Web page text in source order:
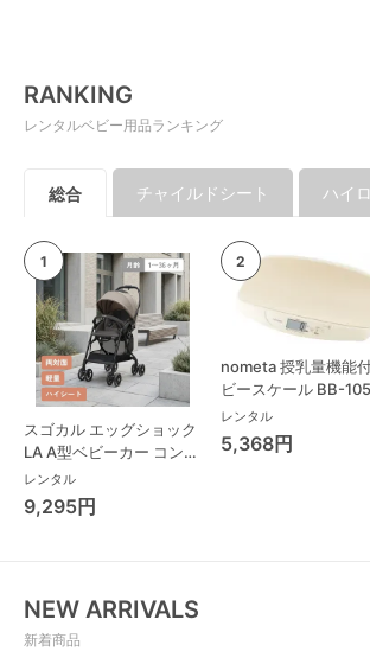
RANKING
レンタルベビー用品ランキング
総合 チャイルドシート ハイ
スゴカル エッグショック
LA A型ベビーカー コンビ
(Combi)
レンタル
9,295円
nometa 授乳量機能
ビースケール BB-
ニタ(TANITA) ベビー
ール・体重計
レンタル
5,368円
NEW ARRIVALS
新着商品